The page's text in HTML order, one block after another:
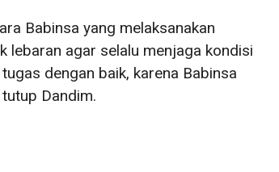
Babinsa yang melaksanakan
lebaran agar selalu menjaga kondisi
dengan baik, karena Babinsa
Dandim.